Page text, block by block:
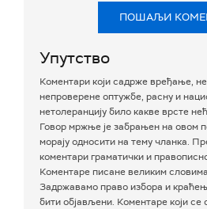
ПОШАЉИ
Упутство
Коментари који садрже вређање,
непроверене оптужбе, расну и
нетолеранцију било какве врсте
Говор мржње је забрањен на овом
морају односити на тему чланка.
коментари граматички и
Коментаре писане великим
Задржавамо право избора и
бити објављени. Коментаре који се